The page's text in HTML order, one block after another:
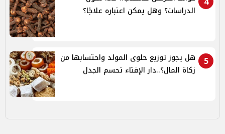
الدراسات؟ وهل يمكن اعتباره علاجًا؟
5
هل يجوز توزيع حلوى المولد واحتسابها من
زكاة المال؟..دار الإفتاء تحسم الجدل